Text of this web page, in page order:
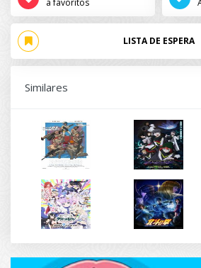
a favoritos
LISTA DE ESPERA
Similares